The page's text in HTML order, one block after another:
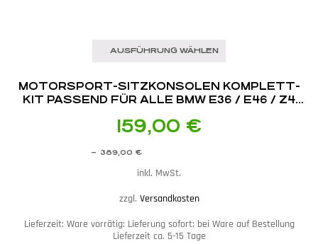
AUSFÜHRUNG WÄHLEN
MOTORSPORT-SITZKONSOLEN KOMPLETT-
KIT PASSEND FÜR ALLE BMW E36 / E46 / Z4
159,00 €
– 389,00 €
inkl. MwSt.
zzgl. Versandkosten
Lieferzeit: Ware vorrätig: Lieferung sofort; bei Ware auf Bestellung
Lieferzeit ca. 5-15 Tage